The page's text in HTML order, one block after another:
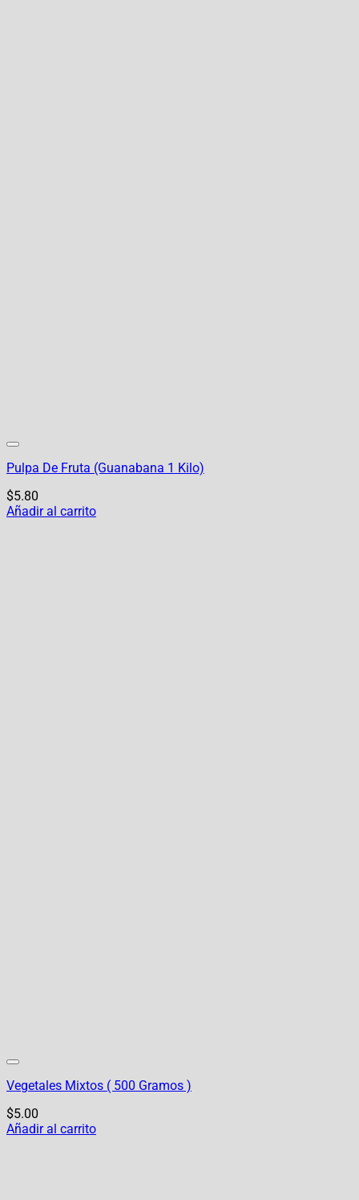
Pulpa De Fruta (Guanabana 1 Kilo)
$5.80
Añadir al carrito
Vegetales Mixtos ( 500 Gramos )
$5.00
Añadir al carrito